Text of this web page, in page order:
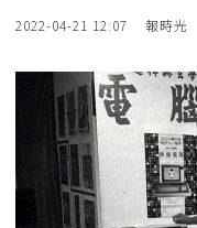
2022-04-21 12:07 報時光